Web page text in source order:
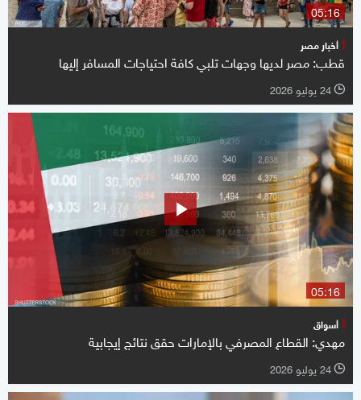
05:16
أخبار مصر
قطب: مصر لديها وجهات تلبي كافة احتياجات المسافر إليها
l 24 يوليو 2026
05:16
أسواق
مهدي: القطاع المصرفي بالإمارات حقق نتائج إيجابية
l 24 يوليو 2026